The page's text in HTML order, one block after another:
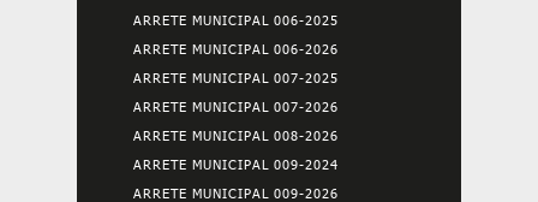
ARRETE MUNICIPAL 006-2025
ARRETE MUNICIPAL 006-2026
ARRETE MUNICIPAL 007-2025
ARRETE MUNICIPAL 007-2026
ARRETE MUNICIPAL 008-2026
ARRETE MUNICIPAL 009-2024
ARRETE MUNICIPAL 009-2026